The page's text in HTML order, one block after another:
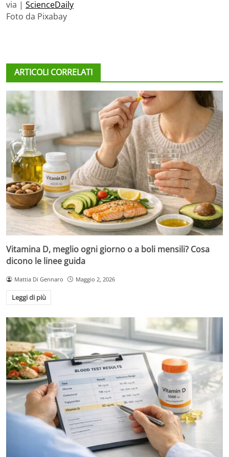
via | ScienceDaily
Foto da Pixabay
ARTICOLI CORRELATI
Vitamina D, meglio ogni giorno o a boli mensili? Cosa
dicono le linee guida
Mattia Di Gennaro Maggio 2, 2026
Leggi di più